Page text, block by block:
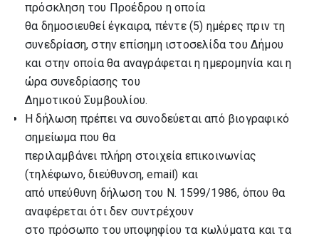
πρόσκληση του Προέδρου η οποία
θα δημοσιευθεί έγκαιρα, πέντε (5) ημέρες πριν τη
συνεδρίαση, στην επίσημη ιστοσελίδα του Δήμου
και στην οποία θα αναγράφεται η ημερομηνία και η
ώρα συνεδρίασης του
Δημοτικού Συμβουλίου.
Η δήλωση πρέπει να συνοδεύεται από βιογραφικό
σημείωμα που θα
περιλαμβάνει πλήρη στοιχεία επικοινωνίας
(τηλέφωνο, διεύθυνση, email) και
από υπεύθυνη δήλωση του Ν. 1599/1986, όπου θα
αναφέρεται ότι δεν συντρέχουν
στο πρόσωπο του υποψηφίου τα κωλύματα και τα